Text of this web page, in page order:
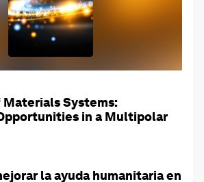
Systems:
in a Multipolar
la ayuda humanitaria en